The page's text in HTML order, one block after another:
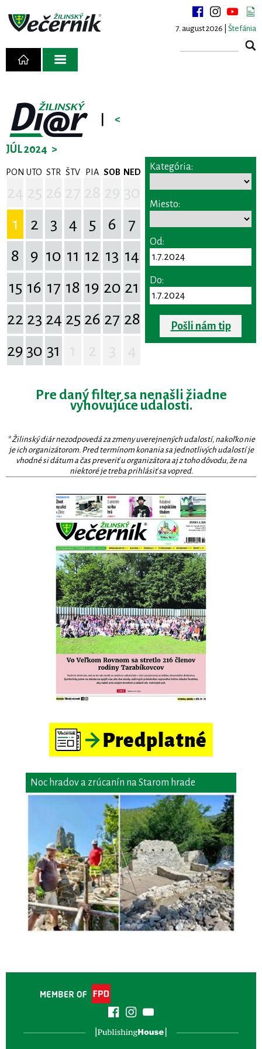
7. august 2026 | Štefánia
<
JÚL 2024 >
PON UTO STR ŠTV PIA SOB NED
1
2 3 4 5 6
7
8
9 10 11 12 13 14
15 16 17 18 19 20 21
22 23 24 25 26 27 28
29 30 31
Kategória:
Miesto:
Od:
Do:
Pošli nám tip
Pre daný filter sa nenašli žiadne
vyhovujúce udalosti.
* Žilinský diár nezodpovedá za zmeny uverejnených udalostí, nakoľko nie
je ich organizátorom. Pred termínom konania sa jednotlivých udalostí je
vhodné si dátum a čas preveriť u organizátora aj z toho dôvodu, že na
niektoré je treba prihlásiť sa vopred.
Noc hradov a zrúcanín na Starom hrade